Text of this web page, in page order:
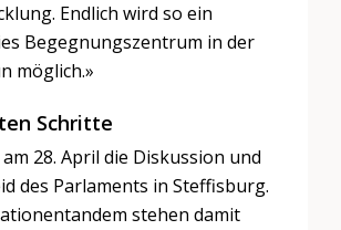
Endlich wird so ein
Begegnungszentrum in der
möglich.»
Schritte
28. April die Diskussion und
des Parlaments in Steffisburg.
stehen damit